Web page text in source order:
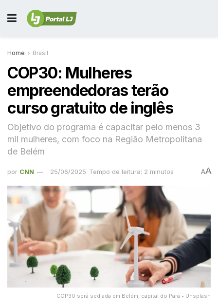
Home Brasil
COP30: Mulheres
empreendedoras terão
curso gratuito de inglês
Objetivo do programa é capacitar pelo menos 3
mil mulheres, com foco na Região Metropolitana
de Belém
por CNN 25/06/2025 Tempo de leitura: 2 minutos AA
COP30 será sediada em Belém, capital do Pará • Unsplash